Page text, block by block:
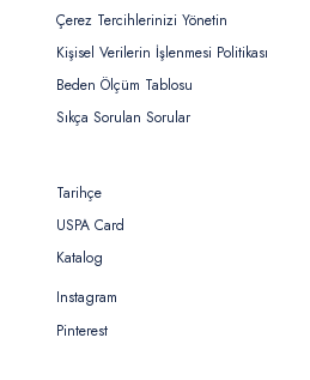
Çerez Tercihlerinizi Yönetin
Kişisel Verilerin İşlenmesi Politikası
Beden Ölçüm Tablosu
Sıkça Sorulan Sorular
Tarihçe
USPA Card
Katalog
Instagram
Pinterest